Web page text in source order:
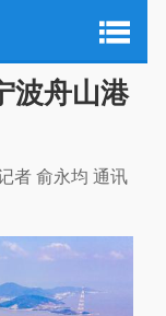
波舟山港
者 俞永均 通讯